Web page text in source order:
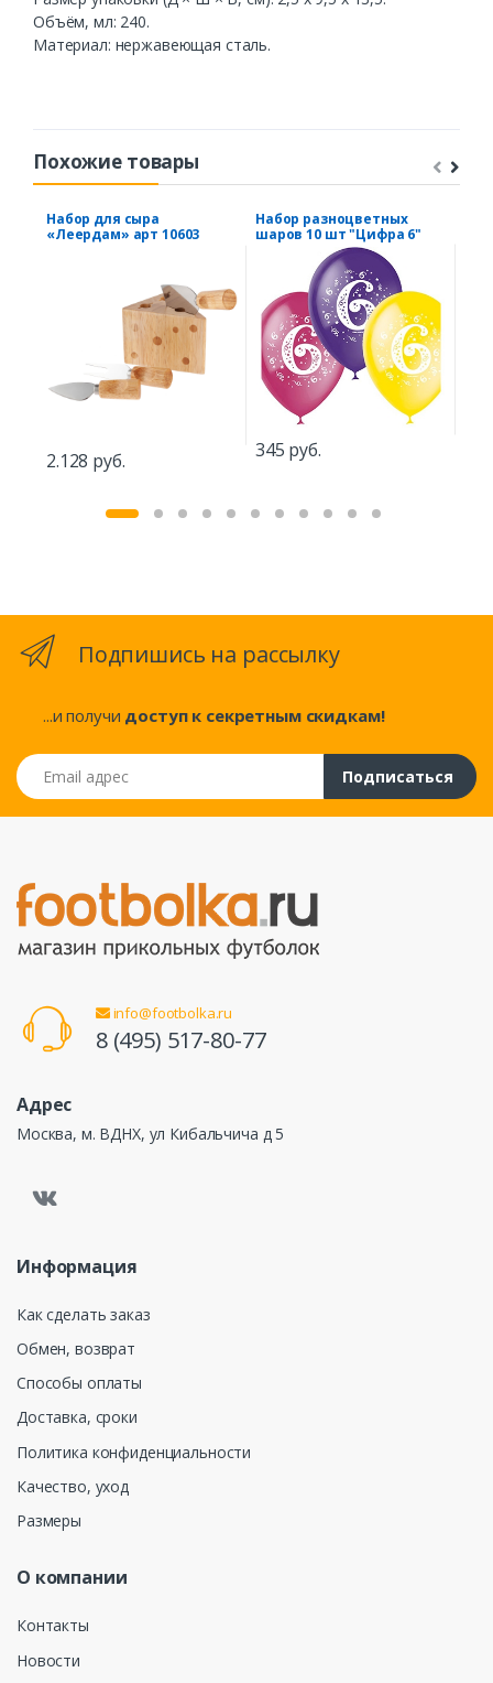
Объём, мл: 240.
Материал: нержавеющая сталь.
Похожие товары
Набор для сыра
«Леердам» арт 10603
2.128 руб.
Набор разноцветных
шаров 10 шт "Цифра 6"
345 руб.
Подпишись на рассылку
...и получи доступ к секретным скидкам!
Email адрес
Подписаться
info@footbolka.ru
8 (495) 517-80-77
Адрес
Москва, м. ВДНХ, ул Кибальчича д 5
Информация
Как сделать заказ
Обмен, возврат
Способы оплаты
Доставка, сроки
Политика конфиденциальности
Качество, уход
Размеры
О компании
Контакты
Новости